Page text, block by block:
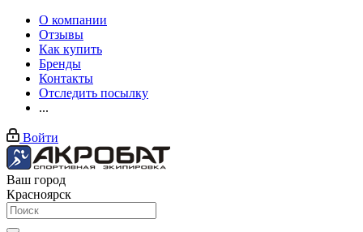
О компании
Отзывы
Как купить
Бренды
Контакты
Отследить посылку
...
Войти
Ваш город
Красноярск